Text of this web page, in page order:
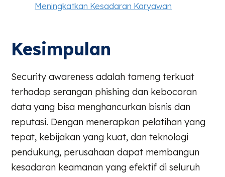
Meningkatkan Kesadaran Karyawan
Kesimpulan
Security awareness adalah tameng terkuat
terhadap serangan phishing dan kebocoran
data yang bisa menghancurkan bisnis dan
reputasi. Dengan menerapkan pelatihan yang
tepat, kebijakan yang kuat, dan teknologi
pendukung, perusahaan dapat membangun
kesadaran keamanan yang efektif di seluruh